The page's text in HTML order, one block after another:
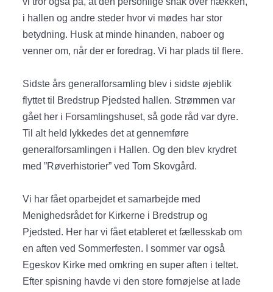
i hallen og andre steder hvor vi mødes har stor
betydning. Husk at minde hinanden, naboer og
venner om, når der er foredrag. Vi har plads til flere.
Sidste års generalforsamling blev i sidste øjeblik
flyttet til Bredstrup Pjedsted hallen. Strømmen var
gået her i Forsamlingshuset, så gode råd var dyre.
Til alt held lykkedes det at gennemføre
generalforsamlingen i Hallen. Og den blev krydret
med ”Røverhistorier” ved Tom Skovgård.
Vi har fået oparbejdet et samarbejde med
Menighedsrådet for Kirkerne i Bredstrup og
Pjedsted. Her har vi fået etableret et fællesskab om
en aften ved Sommerfesten. I sommer var også
Egeskov Kirke med omkring en super aften i teltet.
Efter spisning havde vi den store fornøjelse at lade